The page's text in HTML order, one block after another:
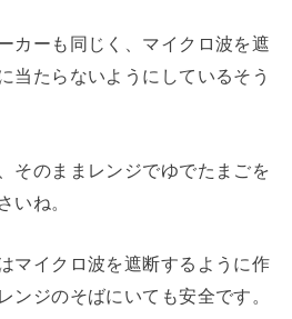
カーも同じく、マイクロ波を遮
当たらないようにしているそう
そのままレンジでゆでたまごを
いね。
マイクロ波を遮断するように作
ンジのそばにいても安全です。